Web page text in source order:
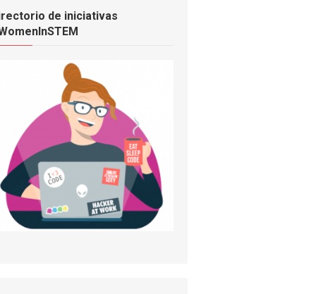
de iniciativas